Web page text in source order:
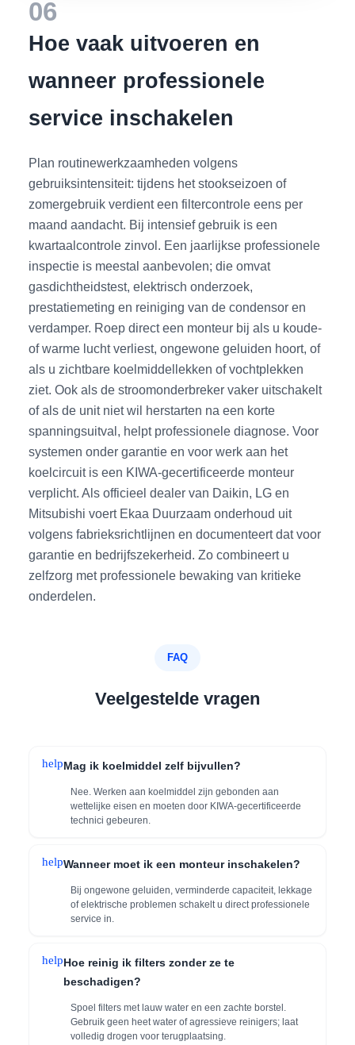
06
Hoe vaak uitvoeren en
wanneer professionele
service inschakelen
Plan routinewerkzaamheden volgens
gebruiksintensiteit: tijdens het stookseizoen of
zomergebruik verdient een filtercontrole eens per
maand aandacht. Bij intensief gebruik is een
kwartaalcontrole zinvol. Een jaarlijkse professionele
inspectie is meestal aanbevolen; die omvat
gasdichtheidstest, elektrisch onderzoek,
prestatiemeting en reiniging van de condensor en
verdamper. Roep direct een monteur bij als u koude-
of warme lucht verliest, ongewone geluiden hoort, of
als u zichtbare koelmiddellekken of vochtplekken
ziet. Ook als de stroomonderbreker vaker uitschakelt
of als de unit niet wil herstarten na een korte
spanningsuitval, helpt professionele diagnose. Voor
systemen onder garantie en voor werk aan het
koelcircuit is een KIWA-gecertificeerde monteur
verplicht. Als officieel dealer van Daikin, LG en
Mitsubishi voert Ekaa Duurzaam onderhoud uit
volgens fabrieksrichtlijnen en documenteert dat voor
garantie en bedrijfszekerheid. Zo combineert u
zelfzorg met professionele bewaking van kritieke
onderdelen.
FAQ
Veelgestelde vragen
helpMag ik koelmiddel zelf bijvullen?
Nee. Werken aan koelmiddel zijn gebonden aan
wettelijke eisen en moeten door KIWA-gecertificeerde
technici gebeuren.
helpWanneer moet ik een monteur inschakelen?
Bij ongewone geluiden, verminderde capaciteit, lekkage
of elektrische problemen schakelt u direct professionele
service in.
helpHoe reinig ik filters zonder ze te
beschadigen?
Spoel filters met lauw water en een zachte borstel.
Gebruik geen heet water of agressieve reinigers; laat
volledig drogen voor terugplaatsing.